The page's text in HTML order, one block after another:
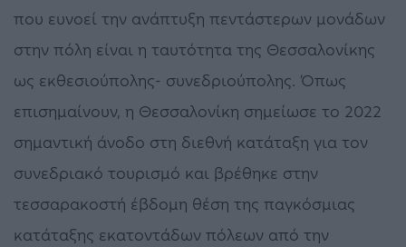
που ευνοεί την ανάπτυξη πεντάστερων μονάδων
στην πόλη είναι η ταυτότητα της Θεσσαλονίκης
ως εκθεσιούπολης- συνεδριούπολης. Όπως
επισημαίνουν, η Θεσσαλονίκη σημείωσε το 2022
σημαντική άνοδο στη διεθνή κατάταξη για τον
συνεδριακό τουρισμό και βρέθηκε στην
τεσσαρακοστή έβδομη θέση της παγκόσμιας
κατάταξης εκατοντάδων πόλεων από την